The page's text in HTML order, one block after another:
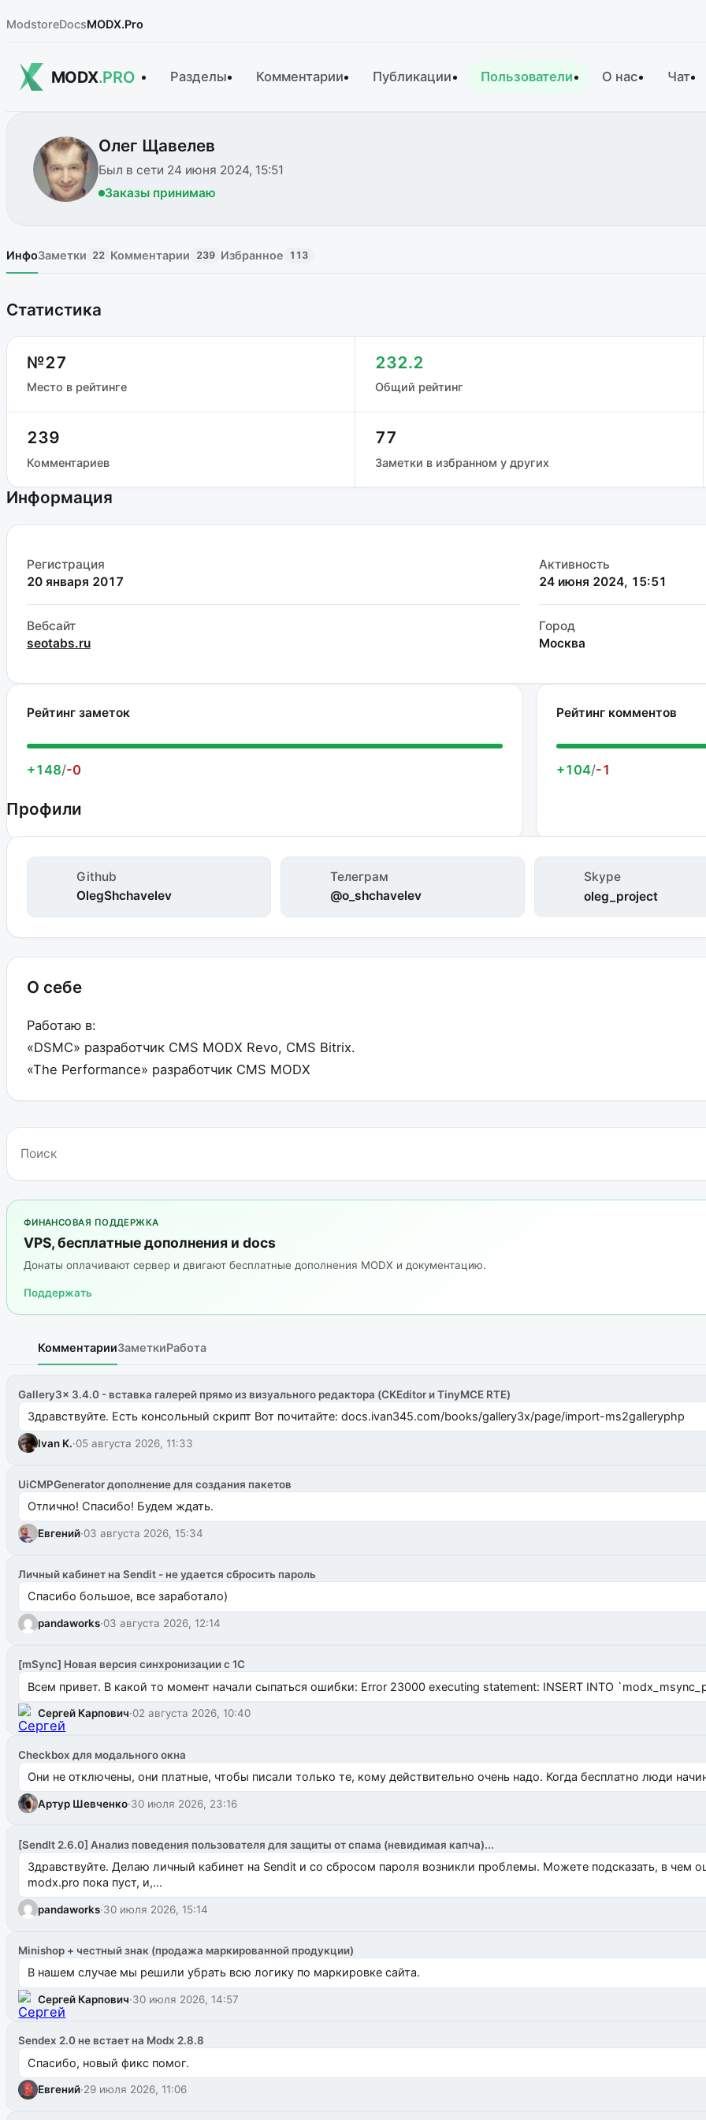
ModstoreDocsMODX.Pro
MODX.PRO Разделы Комментарии Публикации Пользователи О нас Чат
Олег Щавелев
Был в сети 24 июня 2024, 15:51
Заказы принимаю
ИнфоЗаметки 22 Комментарии 239 Избранное 113
Статистика
№27
Место в рейтинге
232.2
Общий рейтинг
239
Комментариев
77
Заметки в избранном у других
Информация
Регистрация
20 января 2017
Активность
24 июня 2024, 15:51
Вебсайт
seotabs.ru
Город
Москва
Рейтинг заметок
+148/-0
Рейтинг комментов
+104/-1
Профили
Github
OlegShchavelev
Телеграм
@o_shchavelev
Skype
oleg_project
О себе
Работаю в:
«DSMC» разработчик CMS MODX Revo, CMS Bitrix.
«The Performance» разработчик CMS MODX
ФИНАНСОВАЯ ПОДДЕРЖКА
VPS, бесплатные дополнения и docs
Донаты оплачивают сервер и двигают бесплатные дополнения MODX и документацию.
Поддержать
КомментарииЗаметкиРабота
Gallery3x 3.4.0 - вставка галерей прямо из визуального редактора (CKEditor и TinyMCE RTE)
Здравствуйте. Есть консольный скрипт Вот почитайте: docs.ivan345.com/books/gallery3x/page/import-ms2galleryphp
Ivan K.·05 августа 2026, 11:33
UiCMPGenerator дополнение для создания пакетов
Отлично! Спасибо! Будем ждать.
Евгений·03 августа 2026, 15:34
Личный кабинет на Sendit - не удается сбросить пароль
Спасибо большое, все заработало)
pandaworks·03 августа 2026, 12:14
[mSync] Новая версия синхронизации с 1С
Всем привет. В какой то момент начали сыпаться ошибки: Error 23000 executing statement: INSERT INTO
Сергей Карпович·02 августа 2026, 10:40
Checkbox для модального окна
Они не отключены, они платные, чтобы писали только те, кому действительно очень надо. Когда бесплатно люди
Артур Шевченко·30 июля 2026, 23:16
[SendIt 2.6.0] Анализ поведения пользователя для защиты от спама (невидимая капча)...
Здравствуйте. Делаю личный кабинет на Sendit и со сбросом пароля возникли проблемы. Можете подсказать, в чем
modx.pro пока пуст, и,...
pandaworks·30 июля 2026, 15:14
Minishop + честный знак (продажа маркированной продукции)
В нашем случае мы решили убрать всю логику по маркировке сайта.
Сергей Карпович·30 июля 2026, 14:57
Sendex 2.0 не встает на Modx 2.8.8
Спасибо, новый фикс помог.
Евгений·29 июля 2026, 11:06